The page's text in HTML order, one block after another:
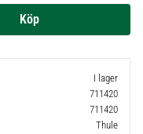
I lager
711420
711420
Thule